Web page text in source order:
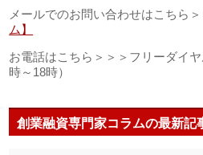
メールでのお問い合わせはこちら＞
ム】
お電話はこちら＞＞＞フリーダイ
時～18時）
創業融資専門家コラムの最新記